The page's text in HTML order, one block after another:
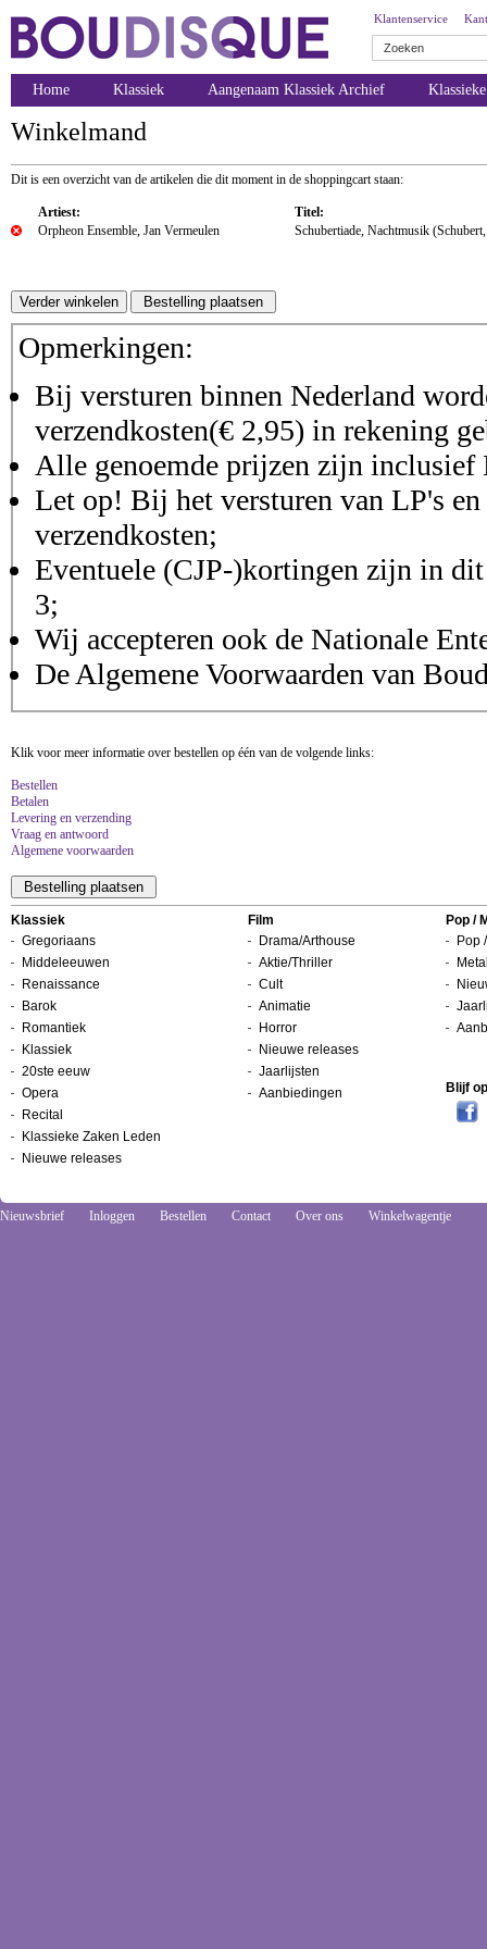
Klantenservice
Home Klassiek Aangenaam Klassiek Archief
Winkelmand
Dit is een overzicht van de artikelen die dit moment in de shoppingcart staan:
Artiest:
Titel:
Orpheon Ensemble, Jan Vermeulen
Schubertiade, Nachtmusik
Opmerkingen:
Bij versturen binnen Nederland
verzendkosten(€ 2,95) in rekening
Alle genoemde prijzen zijn inclusief
Let op! Bij het versturen van LP's
verzendkosten;
Eventuele (CJP-)kortingen zijn in
3;
Wij accepteren ook de Nationale
De Algemene Voorwaarden van
Klik voor meer informatie over bestellen op één van de volgende links:
Bestellen
Betalen
Levering en verzending
Vraag en antwoord
Algemene voorwaarden
Klassiek
Gregoriaans
Middeleeuwen
Renaissance
Barok
Romantiek
Klassiek
20ste eeuw
Opera
Recital
Klassieke Zaken Leden
Nieuwe releases
Film
Drama/Arthouse
Aktie/Thriller
Cult
Animatie
Horror
Nieuwe releases
Jaarlijsten
Aanbiedingen
Pop /
Pop
Blijf
Nieuwsbrief Inloggen Bestellen Contact Over ons Winkelwagentje